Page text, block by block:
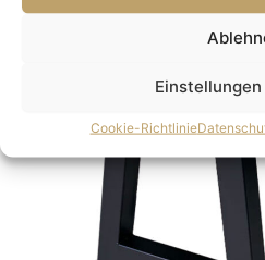
Cookie-Richtlinie